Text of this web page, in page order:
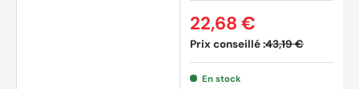
Prix conseillé :43,19 €
22,68 €
En stock